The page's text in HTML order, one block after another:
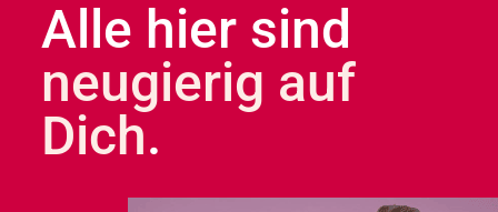
Alle hier sind
neugierig auf
Dich.